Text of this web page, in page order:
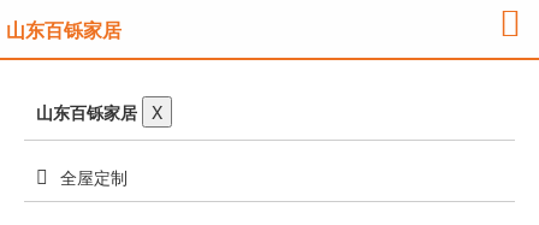
山东百铄家居
山东百铄家居 X
全屋定制